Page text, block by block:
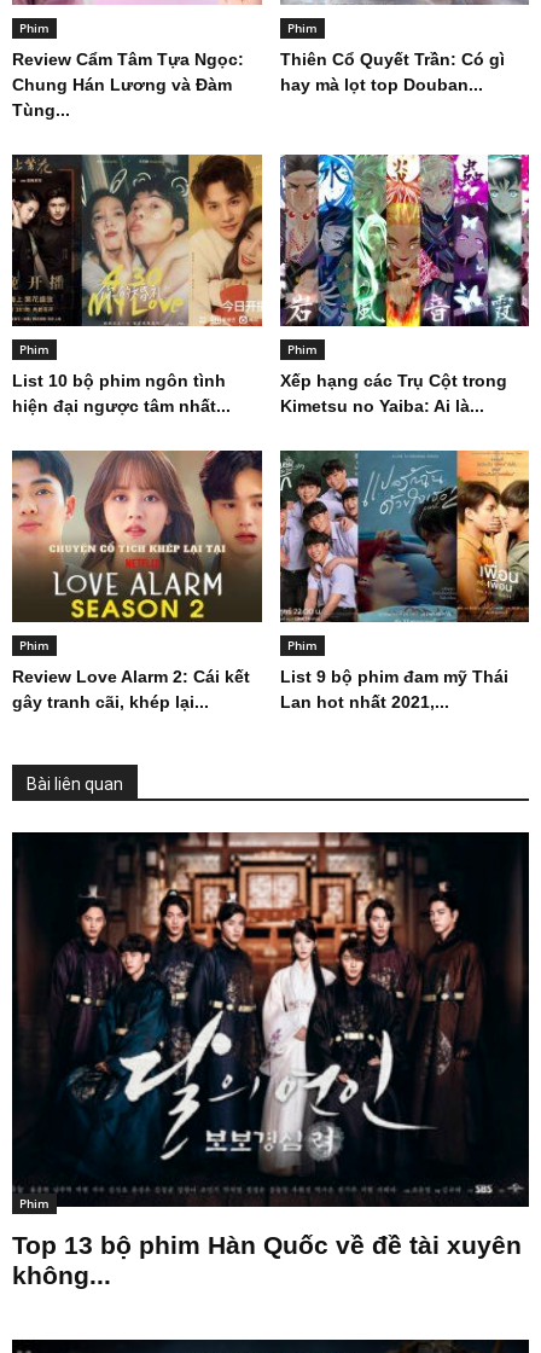
Phim
Review Cẩm Tâm Tựa Ngọc:
Chung Hán Lương và Đàm
Tùng...
Phim
Thiên Cổ Quyết Trần: Có gì
hay mà lọt top Douban...
Phim
List 10 bộ phim ngôn tình
hiện đại ngược tâm nhất...
Phim
Xếp hạng các Trụ Cột trong
Kimetsu no Yaiba: Ai là...
Phim
Review Love Alarm 2: Cái kết
gây tranh cãi, khép lại...
Phim
List 9 bộ phim đam mỹ Thái
Lan hot nhất 2021,...
Bài liên quan
Phim
Top 13 bộ phim Hàn Quốc về đề tài xuyên
không...